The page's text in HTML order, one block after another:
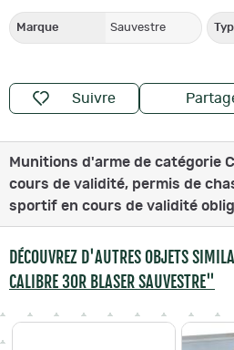
Marque Sauvestre
Suivre
Munitions d'arme de catégorie
cours de validité, permis de
sportif en cours de validité
DÉCOUVREZ D'AUTRES OBJETS
CALIBRE 30R BLASER SAUVESTRE"